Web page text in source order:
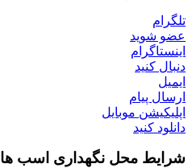
تلگرام
عضو شوید
اینستاگرام
دنبال کنید
ایمیل
ارسال پیام
اپلیکیشن موبایل
دانلود کنید
شرایط محل نگهداری اسب ها